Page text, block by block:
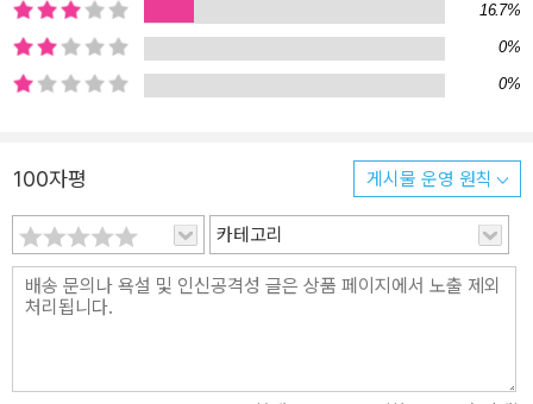
16.7%
0%
0%
100자평 게시물 운영 원칙
카테고리